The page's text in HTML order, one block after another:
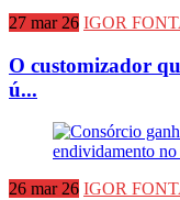
27 mar 26 IGOR
O customizador
ú...
26 mar 26 IGOR